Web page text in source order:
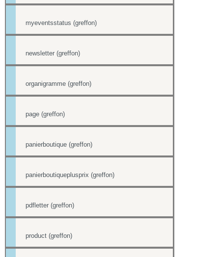
myeventsstatus (greffon)
newsletter (greffon)
organigramme (greffon)
page (greffon)
panierboutique (greffon)
panierboutiqueplusprix (greffon)
pdfletter (greffon)
product (greffon)